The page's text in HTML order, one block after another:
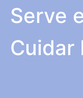
Serve
Cuidar